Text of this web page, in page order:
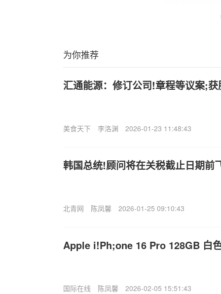
为你推荐
汇通能源：修订公司!章程等议案;
美食天下 李洛渊 2026-01-23 11:48:43
韩国总统!顾问将在关税截止日期前
北青网 陈凤馨 2026-01-25 09:10:43
Apple i!Ph;one 16 Pro 128GB 白
国际在线 陈凤馨 2026-02-05 15:51:43